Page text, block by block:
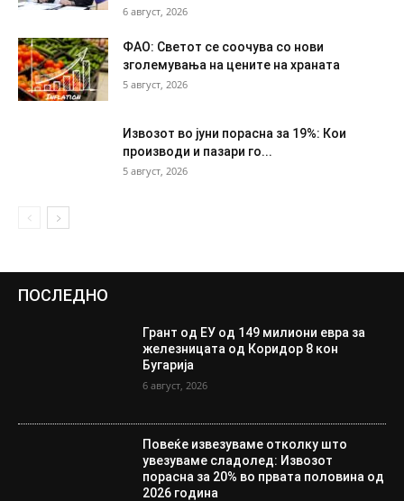
6 август, 2026
ФАО: Светот се соочува со нови
зголемувања на цените на храната
5 август, 2026
Извозот во јуни порасна за 19%: Кои
производи и пазари го...
5 август, 2026
ПОСЛЕДНО
Грант од ЕУ од 149 милиони евра за
железницата од Коридор 8 кон
Бугарија
6 август, 2026
Повеќе извезуваме отколку што
увезуваме сладолед: Извозот
порасна за 20% во првата половина од
2026 година